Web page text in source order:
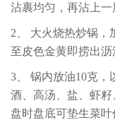
沾裹均匀，再沾上一
2、 大火烧热炒锅，
至皮色金黄即捞出沥
3、 锅内放油10克
酒、高汤、盐、虾
盘时盘底可垫生菜叶